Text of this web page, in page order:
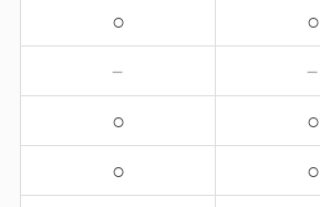
○ ○
－ －
○ ○
○ ○